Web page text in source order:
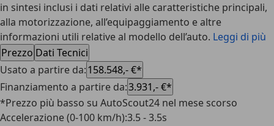
in sintesi inclusi i dati relativi alle caratteristiche principali,
alla motorizzazione, all’equipaggiamento e altre
informazioni utili relative al modello dell’auto. Leggi di più
Prezzo Dati Tecnici
Usato a partire da:158.548,- €*
Finanziamento a partire da:3.931,- €*
*Prezzo più basso su AutoScout24 nel mese scorso
Accelerazione (0-100 km/h):3.5 - 3.5s